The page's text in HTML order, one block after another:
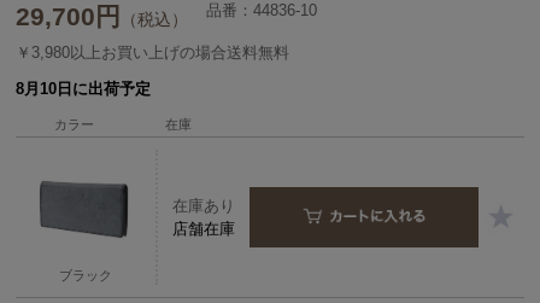
29,700 円 （税込） 品番：44836-10
￥3,980以上お買い上げの場合送料無料
8月10日に出荷予定
カラー 在庫
ブラック
在庫あり
店舗在庫